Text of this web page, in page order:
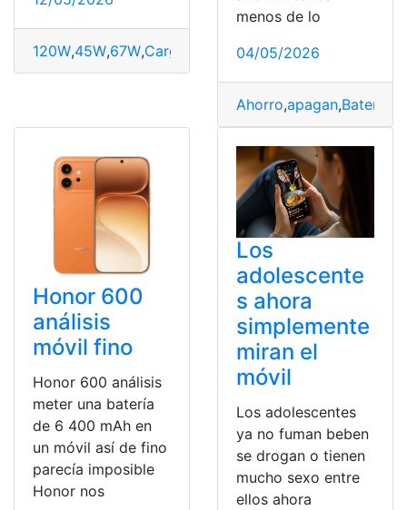
120W,45W,67W,Carga ,Móvil,Rápida
menos de lo
04/05/2026
Ahorro,apagan,Batería
Honor 600
análisis
móvil fino
Honor 600 análisis
meter una batería
de 6 400 mAh en
un móvil así de fino
parecía imposible
Honor nos
Los
adolescente
s ahora
simplemente
miran el
móvil
Los adolescentes
ya no fuman beben
se drogan o tienen
mucho sexo entre
ellos ahora